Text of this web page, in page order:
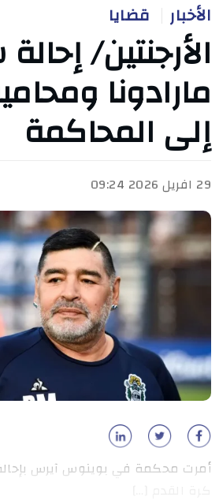
الأخبار قضايا
الأرجنتين/
مارادونا
إلى المحاكمة
29 افريل 2026 09:24
أمرت محكمة في بوينوس آيرس